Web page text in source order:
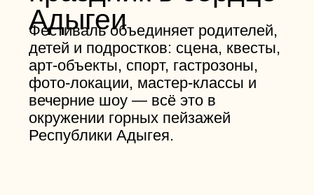
Для детей
Квесты, мастер-классы, картонный
городок, игровая зона, Lounge-
шатёр для малышей
1–2 августа 2026